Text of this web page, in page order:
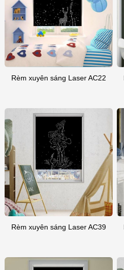
Rèm xuyên sáng Laser AC22
Rèm xuyên sáng Laser AC39